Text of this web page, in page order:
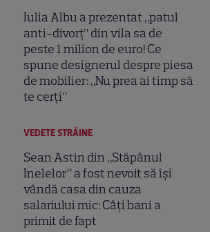
Iulia Albu a prezentat „patul
anti-divorț” din vila sa de
peste 1 milion de euro! Ce
spune designerul despre piesa
de mobilier: „Nu prea ai timp să
te cerți”
VEDETE STRĂINE
Sean Astin din „Stăpânul
Inelelor” a fost nevoit să își
vândă casa din cauza
salariului mic: Câți bani a
primit de fapt